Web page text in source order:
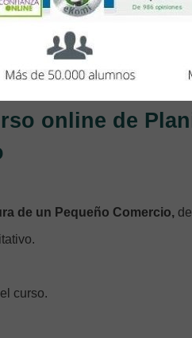
online de
de un Pequeño Comercio,
curso.